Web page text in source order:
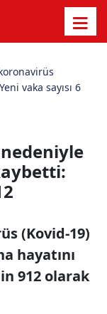
vaka sayısı 6
(Kovid-19)
hayatını
912 olarak